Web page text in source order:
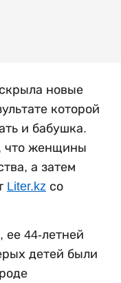
новые
которой
и бабушка.
что женщины
а затем
Liter.kz со
ее 44-летней
детей были